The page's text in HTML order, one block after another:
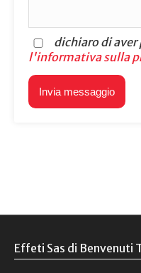
dichiaro di aver
l'informativa sulla
Effeti Sas di Benvenuti